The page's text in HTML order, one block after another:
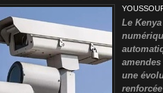
Le
une